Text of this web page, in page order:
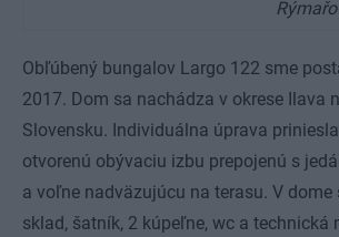
Obľúbený bungalov Largo 122 sme
2017. Dom sa nachádza v okrese Ilava
Slovensku. Individuálna úprava
otvorenú obývaciu izbu prepojenú s
a voľne nadväzujúcu na terasu. V dome
sklad, šatník, 2 kúpeľne, wc a technická